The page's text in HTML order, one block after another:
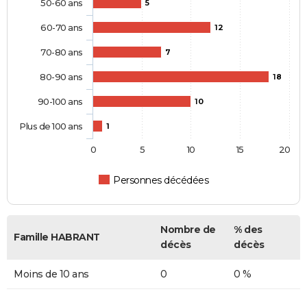
5
12
7
18
10
1
Personnes décédées
50-60 ans
60-70 ans
70-80 ans
80-90 ans
90-100 ans
Plus de 100 ans
0 5 10 15 20
Famille HABRANT
Nombre de
décès
% des
décès
Moins de 10 ans 0 0 %